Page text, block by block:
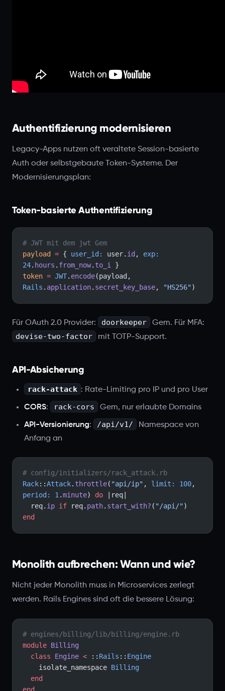
Authentifizierung modernisieren
Legacy-Apps nutzen oft veraltete Session-basierte
Auth oder selbstgebaute Token-Systeme. Der
Modernisierungsplan:
Token-basierte Authentifizierung
# JWT mit dem jwt Gem
payload
= { user_id: user. id , exp:
24. hours . from_now. to_i
}
token = JWT. encode
Rails . application. secret_key_base, "HS256")
Für OAuth 2.0 Provider: doorkeeper
Gem. Für MFA:
devise-two-factor
mit TOTP-Support.
API-Absicherung
rack-attack : Rate-Limiting pro IP und pro User
CORS: rack-cors Gem, nur erlaubte Domains
API-Versionierung: /api/v1/
Namespace von
Anfang an
# config/initializers/rack_attack.rb
Rack::Attack. throttle( "api/ip" , limit: 100
period:
1 .minute) do |req|
  req.
ip if req. path. start_with? ( "/api/")
end
Monolith aufbrechen: Wann und wie?
Nicht jeder Monolith muss in Microservices zerlegt
werden. Rails Engines sind oft die bessere Lösung:
# engines/billing/lib/billing/engine.rb
module Billing
  class
Engine < :: Rails :: Engine
    isolate_namespace
Billing
  end